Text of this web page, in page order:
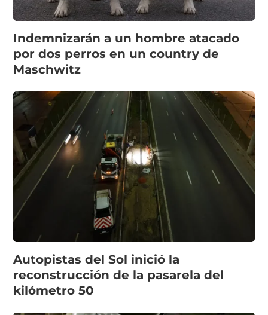
Indemnizarán a un hombre atacado
por dos perros en un country de
Maschwitz
Autopistas del Sol inició la
reconstrucción de la pasarela del
kilómetro 50